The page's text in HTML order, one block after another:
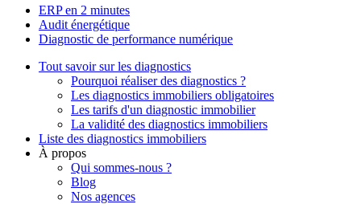
ERP en 2 minutes
Audit énergétique
Diagnostic de performance numérique
Tout savoir sur les diagnostics
Pourquoi réaliser des diagnostics ?
Les diagnostics immobiliers obligatoires
Les tarifs d'un diagnostic immobilier
La validité des diagnostics immobiliers
Liste des diagnostics immobiliers
À propos
Qui sommes-nous ?
Blog
Nos agences